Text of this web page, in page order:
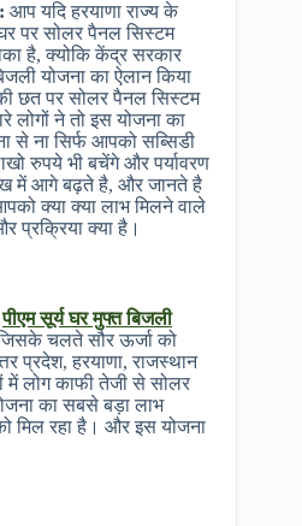
आप यदि हरयाणा राज्य के
पर सोलर पैनल सिस्टम
है, क्योकि केंद्र सरकार
योजना का ऐलान किया
छत पर सोलर पैनल सिस्टम
लोगों ने तो इस योजना का
से ना सिर्फ आपको सब्सिडी
रुपये भी बचेंगे और पर्यावरण
में आगे बढ़ते है, और जानते है
क्या क्या लाभ मिलने वाले
प्रक्रिया क्या है।
पीएम सूर्य घर मुफ्त बिजली
चलते सौर ऊर्जा को
प्रदेश, हरयाणा, राजस्थान
में लोग काफी तेजी से सोलर
का सबसे बड़ा लाभ
मिल रहा है। और इस योजना